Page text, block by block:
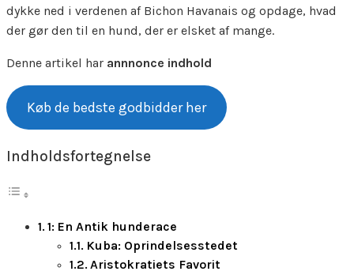
dykke ned i verdenen af Bichon Havanais og opdage, hvad
der gør den til en hund, der er elsket af mange.
Denne artikel har annnonce indhold
Køb de bedste godbidder her
Indholdsfortegnelse
1: En Antik hunderace
Kuba: Oprindelsesstedet
Aristokratiets Favorit